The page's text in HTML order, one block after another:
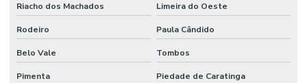
Riacho dos Machados Limeira do Oeste
Rodeiro Paula Cândido
Belo Vale Tombos
Pimenta Piedade de Caratinga